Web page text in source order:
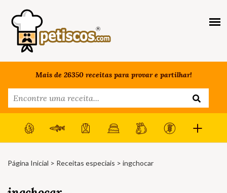
Mais de 26350 receitas para provar e partilhar!
Página Inicial > Receitas especiais > ingchocar